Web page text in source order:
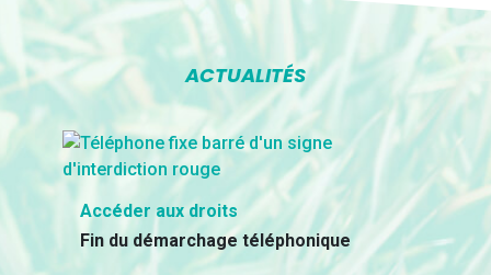
ACTUALITÉS
Accéder aux droits
Fin du démarchage téléphonique